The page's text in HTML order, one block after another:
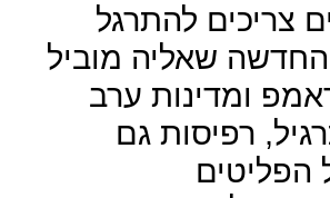
צריכים להתרגל
שאליה מוביל
ומדינות ערב
רפיסות גם
הפליטים